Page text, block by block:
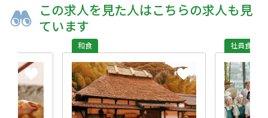
この求人を 見た人はこちらの求人も 見
ています
和食 社員食堂・